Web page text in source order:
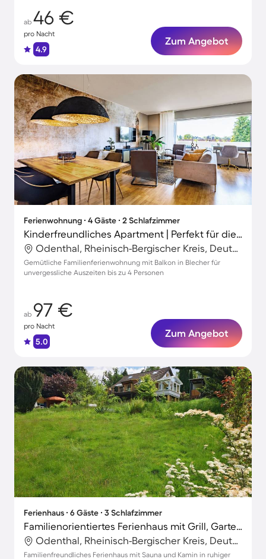
ab 46 €
pro Nacht
4.9
Zum Angebot
Ferienwohnung ∙ 4 Gäste ∙ 2 Schlafzimmer
Kinderfreundliches Apartment | Perfekt für die Arbeit von Zuhause
Odenthal, Rheinisch-Bergischer Kreis, Deutschland
Gemütliche Familienferienwohnung mit Balkon in Blecher für
unvergessliche Auszeiten bis zu 4 Personen
ab 97 €
pro Nacht
5.0
Zum Angebot
Ferienhaus ∙ 6 Gäste ∙ 3 Schlafzimmer
Familienorientiertes Ferienhaus mit Grill, Garten und Terrasse | Gartenblick
Odenthal, Rheinisch-Bergischer Kreis, Deutschland
Familienfreundliches Ferienhaus mit Sauna und Kamin in ruhiger